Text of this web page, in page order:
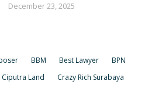
December 23, 2025
BBM Best Lawyer
BPN
Ciputra Land
Crazy Rich Surabaya